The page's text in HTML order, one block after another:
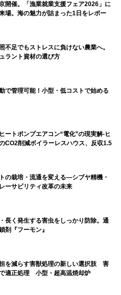
開催。「漁業就業支援フェア2026」に
場。海の魅力が詰まった1日をレポー
不足でもストレスに負けない農業へ。
ラント資材の選び方
で管理可能！小型・低コストで始める
ートポンプエアコン“電化”の現実解-ヒ
CO2削減ボイラーレスハウス、反収1.5
の栽培・流通を変える―シブヤ精機・
ーサビリティ改革の未来
長く発生する害虫をしっかり防除。通
剤『フーモン』
を減らす害獣処理の新しい選択肢 害
適正処理 小型・超高温焼却炉